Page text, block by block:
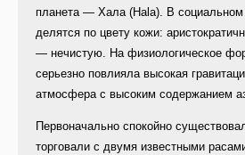
планета — Хала (Hala). В социальном
делятся по цвету кожи:
— нечистую. На физиологическое
серьезно повлияла высокая
атмосфера с высоким содержанием
Первоначально спокойно
торговали с двумя известными